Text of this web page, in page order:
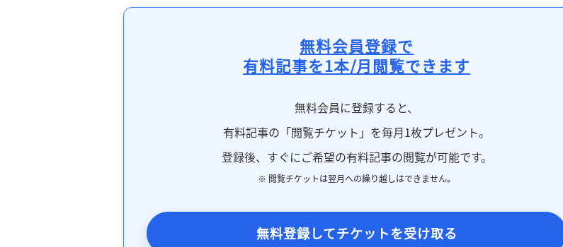
無料会員登録で
有料記事を1本/月閲覧できます
無料会員に登録すると、
有料記事の「閲覧チケット」を毎月1枚プレゼント。
登録後、すぐにご希望の有料記事の閲覧が可能です。
※ 閲覧チケットは翌月への繰り越しはできません。
無料登録してチケットを受け取る
記事をお気に入りに保存するには
ログインが必要です
ログイン